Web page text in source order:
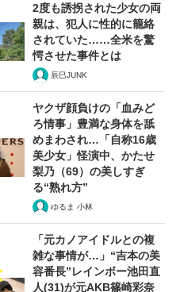
2度も誘拐された少女の両
親は、犯人に性的に籠絡
されていた……全米を驚
愕させた事件とは
辰巳JUNK
ヤクザ顔負けの「血みど
ろ情事」豊満な身体を舐
めまわされ…「自称16歳
美少女」怪演中、かたせ
梨乃（69）の美しすぎ
る“熟れ方”
ゆるま 小林
「元カノアイドルとの複
雑な事情が…」“吉本の美
容番長”レインボー池田直
人(31)が元AKB篠崎彩奈